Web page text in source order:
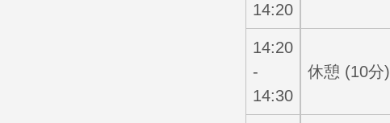
14:20
14:20
-
14:30
休憩 (10分)